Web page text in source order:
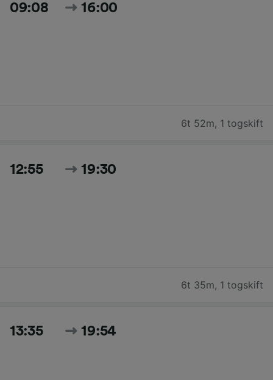
09:08 16:00
6t 52m, 1 togskift
12:55 19:30
6t 35m, 1 togskift
13:35 19:54